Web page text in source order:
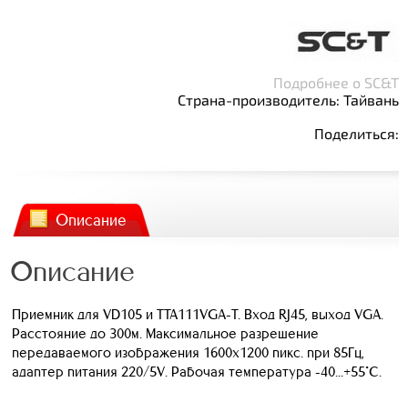
Подробнее о SC&T
Страна-производитель: Тайвань
Поделиться:
Описание
Описание
Приемник для VD105 и TTA111VGA-T. Вход RJ45, выход VGA.
Расстояние до 300м. Максимальное разрешение
передаваемого изображения 1600х1200 пикс. при 85Гц,
адаптер питания 220/5V. Рабочая температура -40...+55°C.